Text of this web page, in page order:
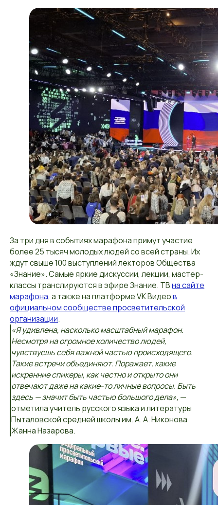
За три дня в событиях марафона примут участие
более 25 тысяч молодых людей со всей страны. Их
ждут свыше 100 выступлений лекторов Общества
«Знание». Самые яркие дискуссии, лекции, мастер-
классы транслируются в эфире Знание. ТВна сайте
марафона, а также на платформе VK Видеов
официальном сообществе просветительской
организации.
«Я удивлена, насколько масштабный марафон.
Несмотря на огромное количество людей,
чувствуешь себя важной частью происходящего.
Такие встречи объединяют. Поражает, какие
искренние спикеры, как честно и открыто они
отвечают даже на какие-то личные вопросы. Быть
здесь — значит быть частью большого дела», —
отметила учитель русского языка и литературы
Пыталовской средней школы им. А. А. Никонова
Жанна Назарова.